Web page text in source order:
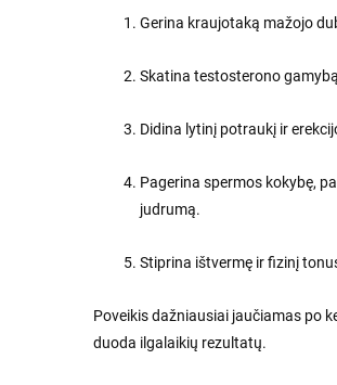
Gerina kraujotaką mažojo
Skatina testosterono
Didina lytinį potraukį ir
Pagerina spermos kokybę,
judrumą.
Stiprina ištvermę ir fizinį
Poveikis dažniausiai jaučiamas po
duoda ilgalaikių rezultatų.